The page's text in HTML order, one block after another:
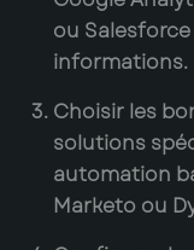
ou
informations.
Choisir les
solutions
automation
Marketo ou